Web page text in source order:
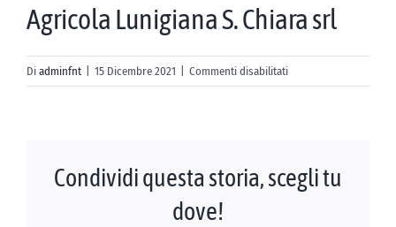
Agricola Lunigiana S. Chiara srl
Di adminfnt 15 Dicembre 2021 Commenti disabilitatisu
Agricola
srl
Condividi questa storia, scegli tu
dove!